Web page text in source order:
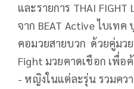
และรายการ THAI FIGHT
จาก BEAT Active ไบเทค
คอมวยสายบวก ด้วยคู่มว
Fight มวยคาดเชือก เพื่
- หญิงในแต่ละรุ่น รวมค